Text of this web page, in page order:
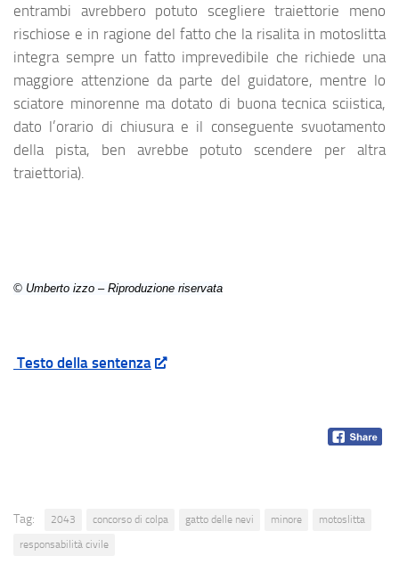
entrambi avrebbero potuto scegliere traiettorie meno
rischiose e in ragione del fatto che la risalita in motoslitta
integra sempre un fatto imprevedibile che richiede una
maggiore attenzione da parte del guidatore, mentre lo
sciatore minorenne ma dotato di buona tecnica sciistica,
dato l’orario di chiusura e il conseguente svuotamento
della pista, ben avrebbe potuto scendere per altra
traiettoria).
© Umberto izzo – Riproduzione riservata
Testo della sentenza
Tag: 2043 concorso di colpa gatto delle nevi minore
motoslitta
responsabilità civile